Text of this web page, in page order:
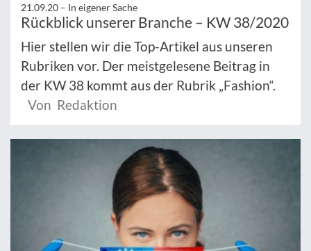
21.09.20 – In eigener Sache
Rückblick unserer Branche – KW 38/2020
Hier stellen wir die Top-Artikel aus unseren
Rubriken vor. Der meistgelesene Beitrag in
der KW 38 kommt aus der Rubrik „Fashion“.
Von Redaktion